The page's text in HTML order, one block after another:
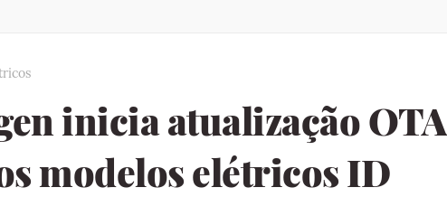
inicia atualização OTA
modelos elétricos ID